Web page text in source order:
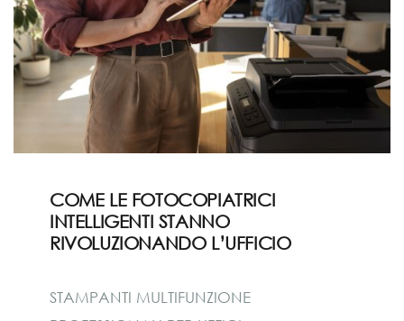
COME LE FOTOCOPIATRICI
INTELLIGENTI STANNO
RIVOLUZIONANDO L’UFFICIO
STAMPANTI MULTIFUNZIONE